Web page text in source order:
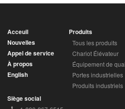
Acceuil
Nouvelles
Appel de service
À propos
English
Produits
Tous les produits
Chariot Élévateur
Équipement de quai
Portes industrielles
Produits industriels
Siège social